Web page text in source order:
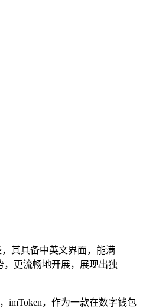
其具备中英文界面，能满
更流畅地开展，展现出独
imToken，作为一款在数字钱包